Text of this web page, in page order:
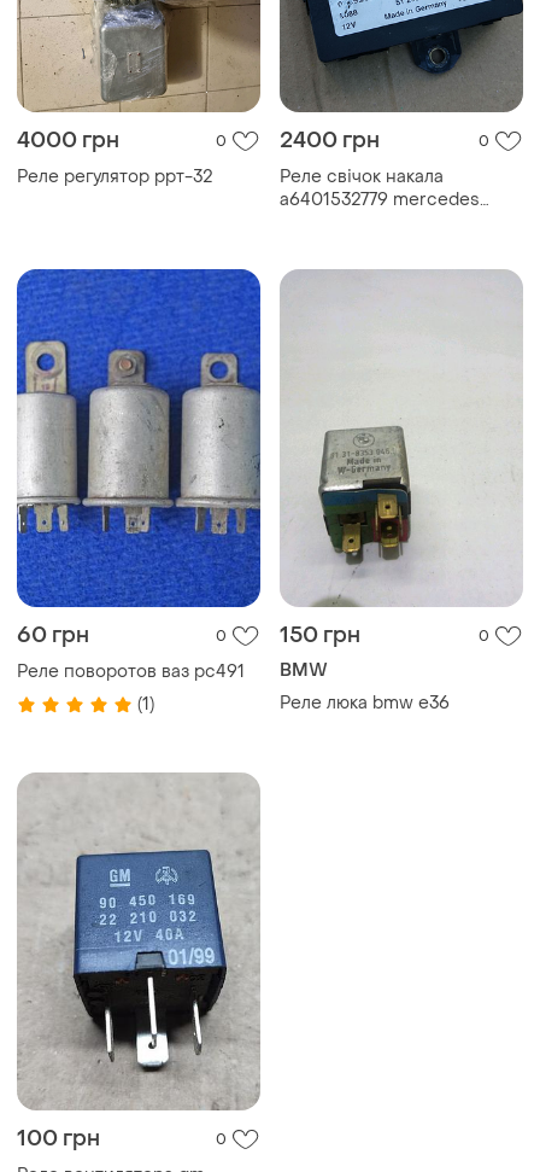
4000 грн 0
Реле регулятор ррт-32
2400 грн 0
Реле свічок накала
a6401532779 mercedes
60 грн 0
Реле поворотов ваз рс491
(1)
150 грн 0
BMW
Реле люка bmw e36
100 грн 0